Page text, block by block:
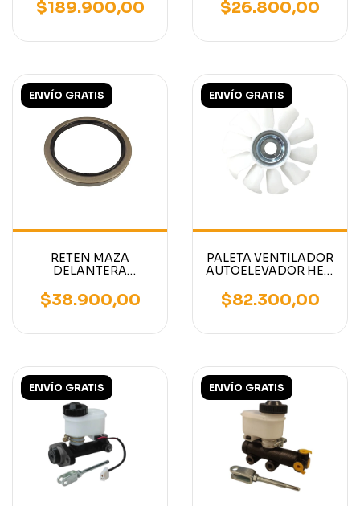
AUTOELEVADOR
MITSUBISHI
$189.900,00
CATERPILLAR
$26.800,00
ENVÍO GRATIS
RETEN MAZA
DELANTERA
MITSUBISHI /
CATERPILLAR 2.5TN
$38.900,00
ENVÍO GRATIS
PALETA VENTILADOR
AUTOELEVADOR HELI
S4S
$82.300,00
ENVÍO GRATIS ENVÍO GRATIS